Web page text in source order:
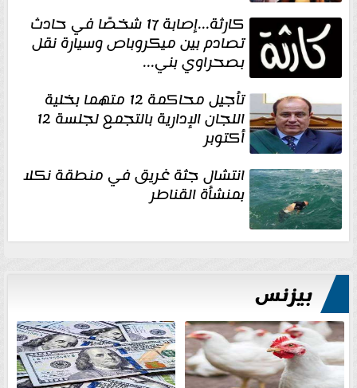
كارثة...إصابة 17 شخصًا في حادث
تصادم بين ميكروباص وسيارة نقل
بصحراوي بني...
تأجيل محاكمة 12 متهما بخلية
اللجان الإدارية بالتجمع لجلسة 12
أكتوبر
انتشال جثة غريق في منطقة نكلا
بمنشأة القناطر
بيزنس